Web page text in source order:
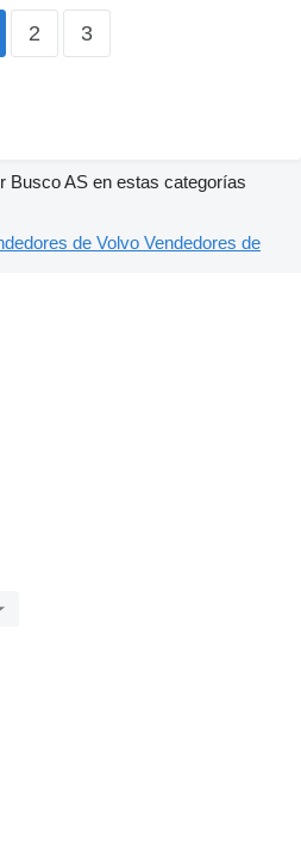
2 3
Busco AS en estas categorías
de Volvo Vendedores de